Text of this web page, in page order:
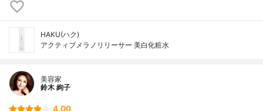
HAKU(ハク)
アクティブメラノリリーサー 美白化粧水
美容家
鈴木 絢子
4.00